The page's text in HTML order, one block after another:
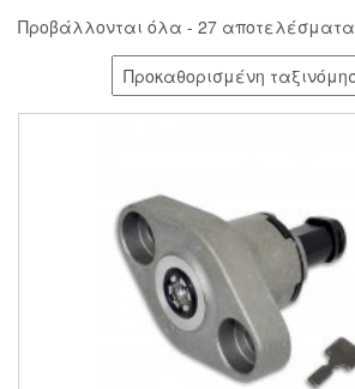
Προβάλλονται όλα - 27 αποτελέσματα